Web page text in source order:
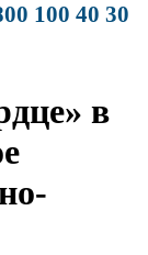
100 40 30
в